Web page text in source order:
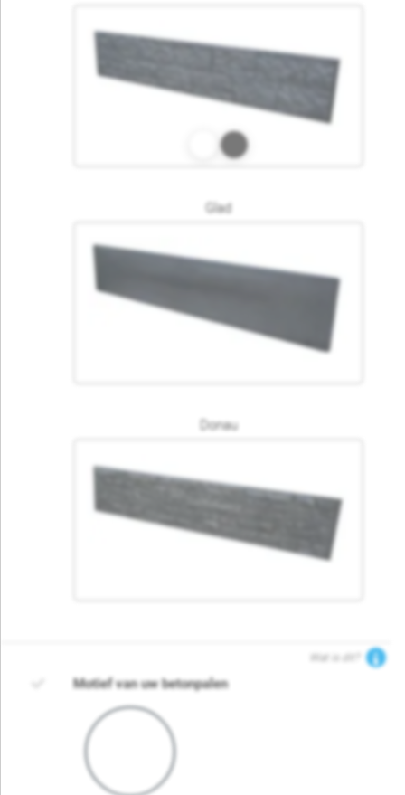
Glad
Donau
Wat is dit?
Motief van uw betonpalen